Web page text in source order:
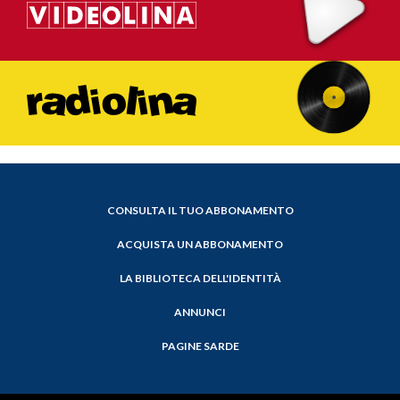
CONSULTA IL TUO ABBONAMENTO
ACQUISTA UN ABBONAMENTO
LA BIBLIOTECA DELL'IDENTITÀ
ANNUNCI
PAGINE SARDE